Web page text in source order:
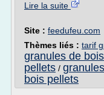
Lire la suite
Site : feedufeu.com
Thèmes liés : tarif
granules de
pellets /
bois pellets